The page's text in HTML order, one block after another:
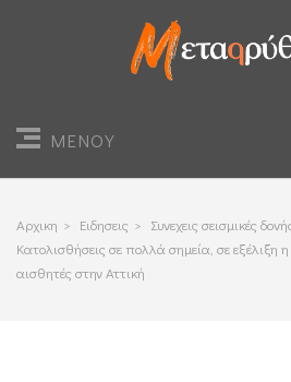
ΜΕΝΟΥ
Αρχικη > Ειδησεις > Συνεχεις σεισμικές
Κατολισθήσεις σε πολλά σημεία, σε εξέλιξη
αισθητές στην Αττική